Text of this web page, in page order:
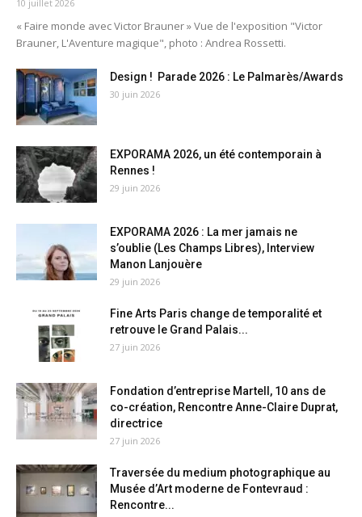
10 juillet 2026
« Faire monde avec Victor Brauner » Vue de l'exposition "Victor
Brauner, L'Aventure magique", photo : Andrea Rossetti.
Design ! Parade 2026 : Le Palmarès/Awards
30 juin 2026
EXPORAMA 2026, un été contemporain à
Rennes !
29 juin 2026
EXPORAMA 2026 : La mer jamais ne
s’oublie (Les Champs Libres), Interview
Manon Lanjouère
29 juin 2026
Fine Arts Paris change de temporalité et
retrouve le Grand Palais...
27 juin 2026
Fondation d’entreprise Martell, 10 ans de
co-création, Rencontre Anne-Claire Duprat,
directrice
27 juin 2026
Traversée du medium photographique au
Musée d’Art moderne de Fontevraud :
Rencontre...